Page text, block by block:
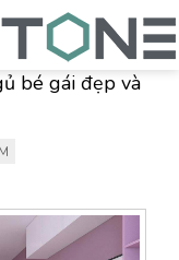
bé gái đẹp và